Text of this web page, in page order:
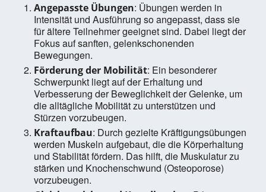
Angepasste Übungen: Übungen werden in
Intensität und Ausführung so angepasst, dass sie
für ältere Teilnehmer geeignet sind. Dabei liegt der
Fokus auf sanften, gelenkschonenden
Bewegungen.
Förderung der Mobilität: Ein besonderer
Schwerpunkt liegt auf der Erhaltung und
Verbesserung der Beweglichkeit der Gelenke, um
die alltägliche Mobilität zu unterstützen und
Stürzen vorzubeugen.
Kraftaufbau: Durch gezielte Kräftigungsübungen
werden Muskeln aufgebaut, die die Körperhaltung
und Stabilität fördern. Das hilft, die Muskulatur zu
stärken und Knochenschwund (Osteoporose)
vorzubeugen.